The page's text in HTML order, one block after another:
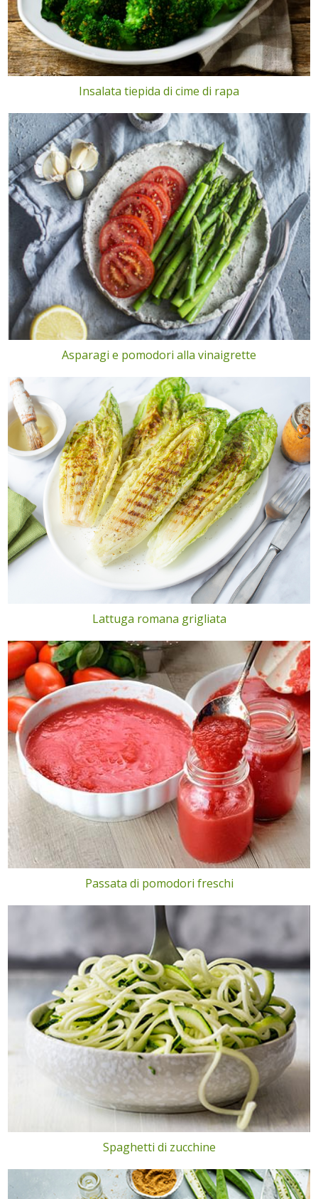
Insalata tiepida di cime di rapa
Asparagi e pomodori alla vinaigrette
Lattuga romana grigliata
Passata di pomodori freschi
Spaghetti di zucchine